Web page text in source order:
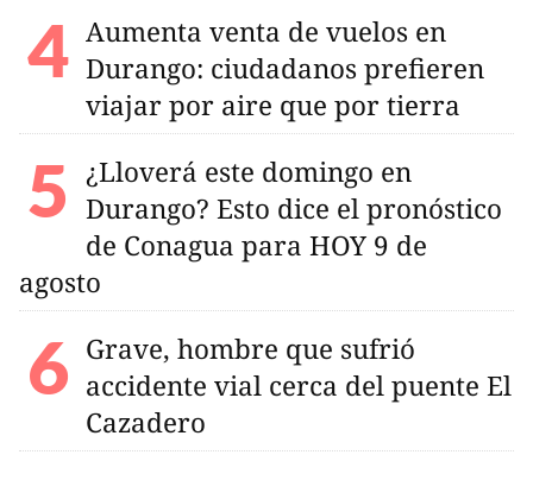
Aumenta venta de vuelos en
Durango: ciudadanos prefieren
viajar por aire que por tierra
¿Lloverá este domingo en
Durango? Esto dice el pronóstico
de Conagua para HOY 9 de
agosto
Grave, hombre que sufrió
accidente vial cerca del puente El
Cazadero